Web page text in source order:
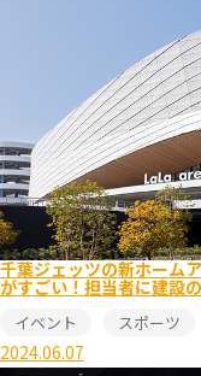
千葉ジェッツの新ホーム
がすごい！担当者に建設
イベント スポーツ
2024.06.07